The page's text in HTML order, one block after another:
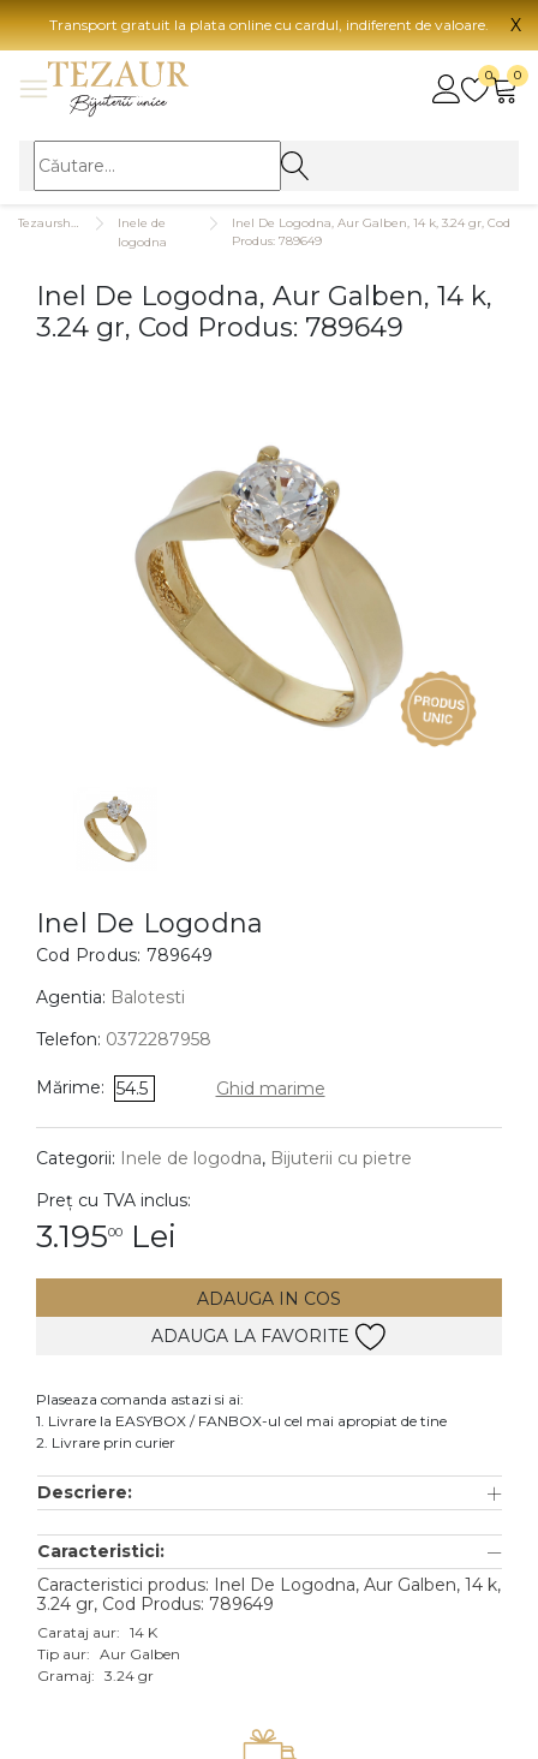
Transport gratuit la plata online cu cardul, indiferent de valoare. X
0 0
BIJUTERII
BIJUTERII FEMEI
Inele
Bratari
BIJUTERII BARBATI
BIJUTERII COPII
Cercei
Bratari
Coliere
Lanturi
Pandantive
DIAMANTE Vezi toate
Cercei
Accesorii
Aur alb
Aur roz
Aur mixt
Inele de
logodna
Inel De Logodna, Aur Galben, 14 k, 3.24 gr, Cod
Produs: 789649
Inel De Logodna, Aur Galben, 14 k,
3.24 gr, Cod Produs: 789649
Inel De Logodna
Cod Produs: 789649
Agentia: Balotesti
Telefon: 0372287958
Mărime: 54.5 Ghid marime
Categorii: Inele de logodna, Bijuterii cu pietre
Preț cu TVA inclus:
3.19500 Lei
ADAUGA IN COS
ADAUGA LA FAVORITE
Plaseaza comanda astazi si ai:
1. Livrare la EASYBOX / FANBOX-ul cel mai apropiat de tine
2. Livrare prin curier
Descriere:
Caracteristici:
Caracteristici produs: Inel De Logodna, Aur Galben, 14 k,
3.24 gr, Cod Produs: 789649
Carataj aur: 14 K
Tip aur: Aur Galben
Gramaj: 3.24 gr